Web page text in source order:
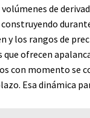
de
y los rangos de
ofrecen
con momento se
Esa dinámica